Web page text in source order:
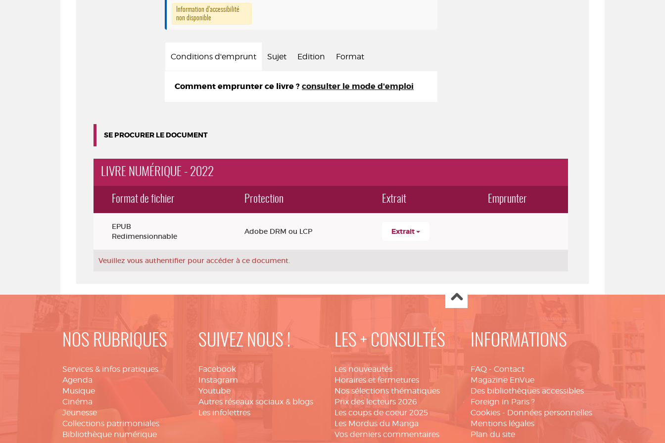
Information d’accessibilité
non disponible
Conditions d'emprunt Sujet Edition Format
Comment emprunter ce livre ? consulter le mode d'emploi
SE PROCURER LE DOCUMENT
LIVRE NUMÉRIQUE - 2022
Format de fichier Protection Extrait Emprunter
EPUB
Redimensionnable
Adobe DRM ou LCP Extrait
Veuillez vous authentifier pour accéder à ce document.
NOS RUBRIQUES
Services & infos pratiques
Agenda
Musique
Cinéma
Jeunesse
Collections patrimoniales
Bibliothèque numérique
SUIVEZ NOUS !
Facebook
Instagram
Youtube
Autres réseaux sociaux & blogs
Les infolettres
LES + CONSULTÉS
Les nouveautés
Horaires et fermetures
Nos sélections thématiques
Prix des lecteurs 2026
Les coups de coeur 2025
Les Mordus du Manga
Vos derniers commentaires
INFORMATIONS
FAQ - Contact
Magazine EnVue
Des bibliothèques accessibles
Foreign in Paris ?
Cookies - Données personnelles
Mentions légales
Plan du site